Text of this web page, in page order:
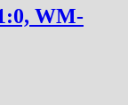
WM-